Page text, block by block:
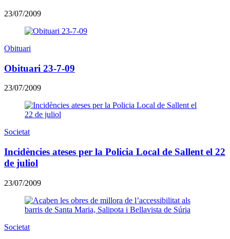
23/07/2009
Obituari
Obituari 23-7-09
23/07/2009
Societat
Incidències ateses per la Policia Local de Sallent el 22
de juliol
23/07/2009
Societat